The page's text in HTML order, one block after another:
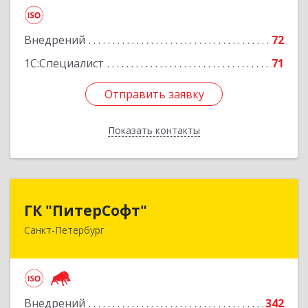
Внедрений
72
1С:Специалист
71
Отправить заявку
Показать контакты
Отправить заявку
Назад
ГК "ПитерСофт"
Санкт-Петербург
Внедрений
342
197136, Санкт-Петербург г, Всеволода